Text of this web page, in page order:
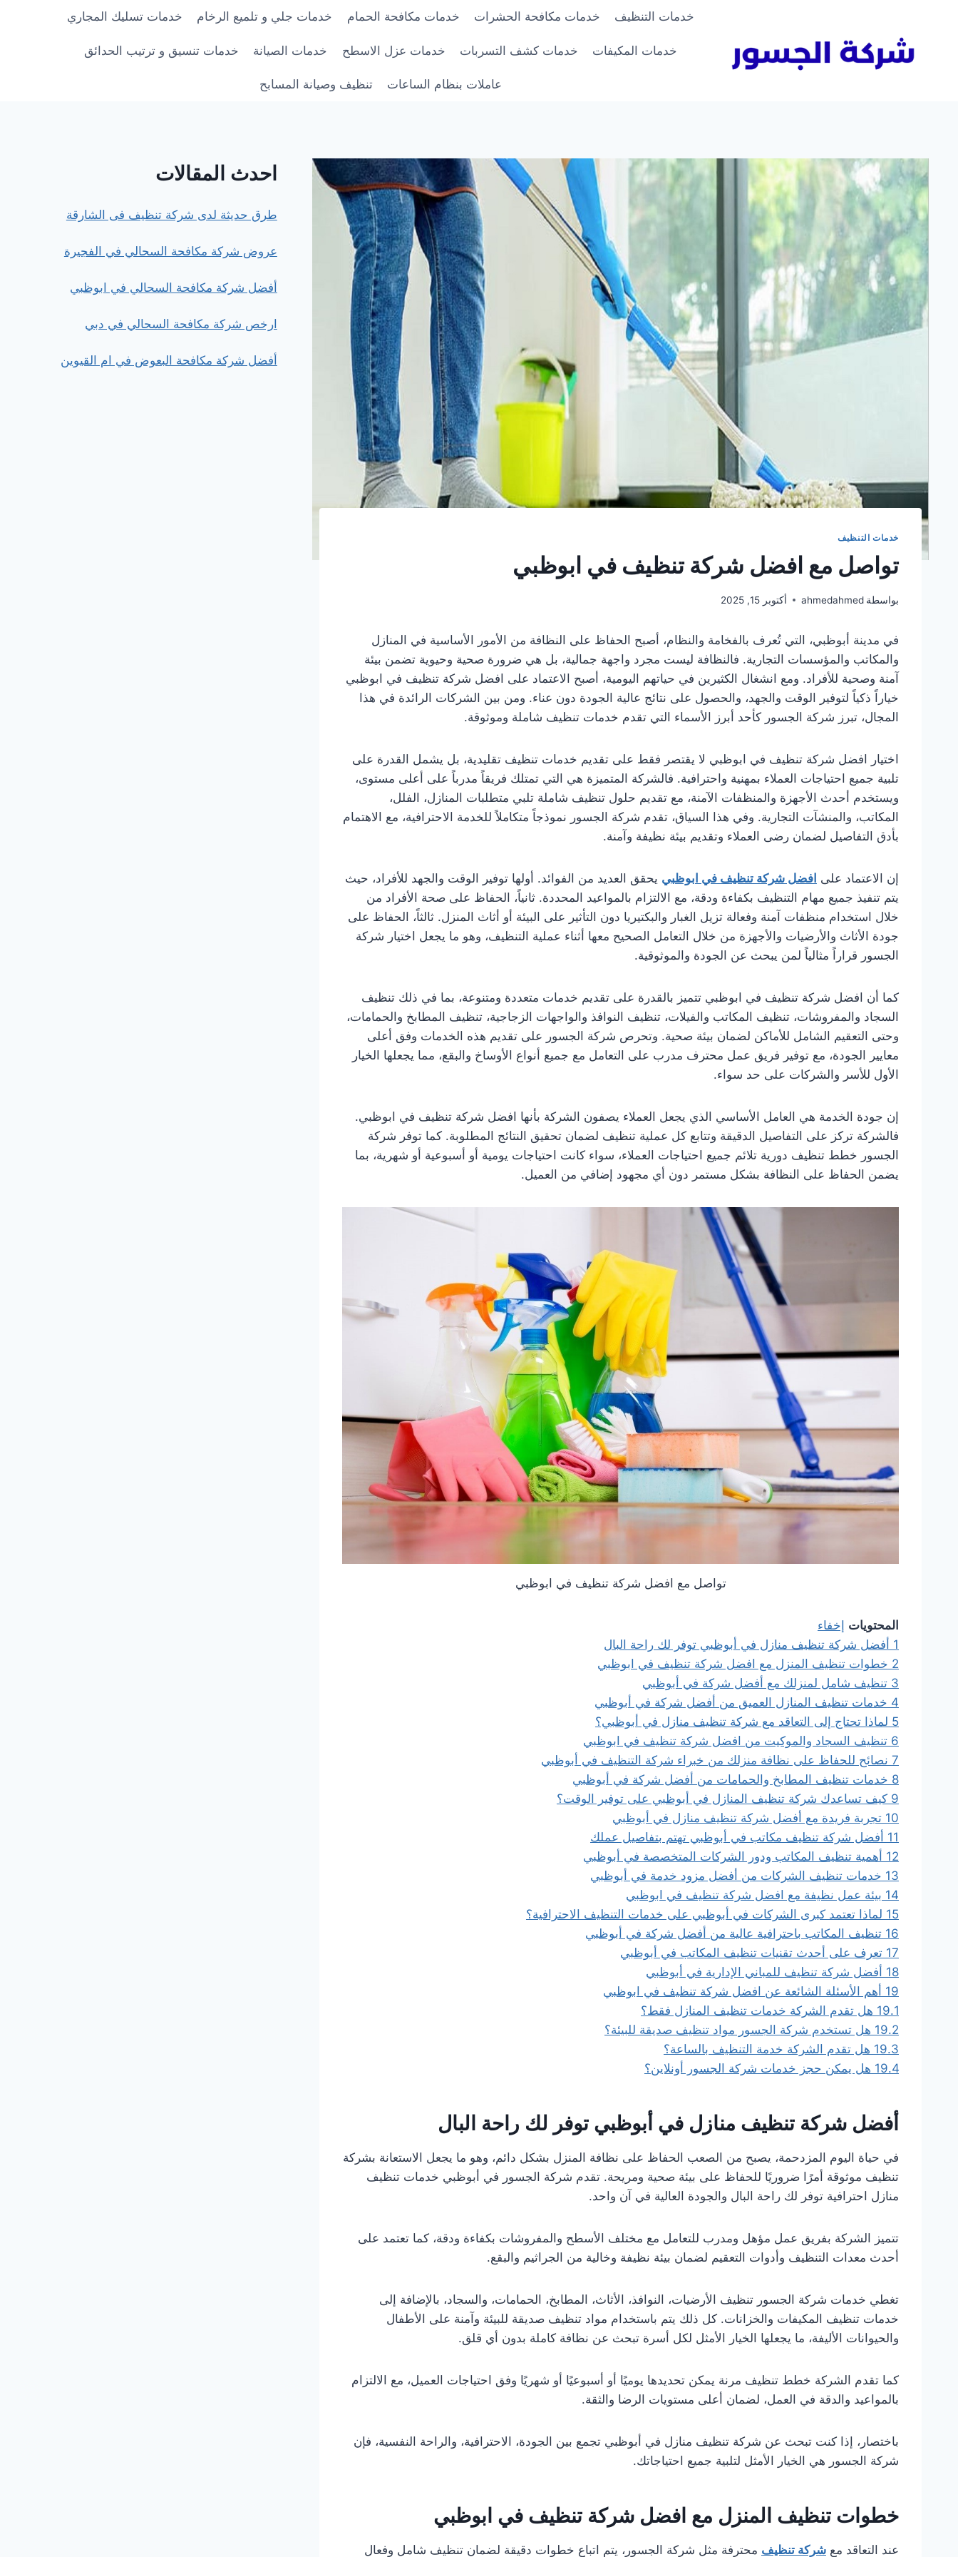
خدمات التنظيف خدمات مكافحة الحشرات خدمات مكافحة الحمام خدمات جلي و تلميع الرخام خدمات تسليك المجاري
خدمات المكيفات خدمات كشف التسربات خدمات عزل الاسطح خدمات الصيانة خدمات تنسيق و ترتيب الحدائق
عاملات بنظام الساعات تنظيف وصيانة المسابح
خدمات التنظيف
تواصل مع افضل شركة تنظيف في ابوظبي
بواسطة ahmedahmed أكتوبر 15, 2025
في مدينة أبوظبي، التي تُعرف بالفخامة والنظام، أصبح الحفاظ على النظافة من الأمور الأساسية في المنازل
والمكاتب والمؤسسات التجارية. فالنظافة ليست مجرد واجهة جمالية، بل هي ضرورة صحية وحيوية تضمن بيئة
آمنة وصحية للأفراد. ومع انشغال الكثيرين في حياتهم اليومية، أصبح الاعتماد على افضل شركة تنظيف في ابوظبي
خياراً ذكياً لتوفير الوقت والجهد، والحصول على نتائج عالية الجودة دون عناء. ومن بين الشركات الرائدة في هذا
المجال، تبرز شركة الجسور كأحد أبرز الأسماء التي تقدم خدمات تنظيف شاملة وموثوقة.
اختيار افضل شركة تنظيف في ابوظبي لا يقتصر فقط على تقديم خدمات تنظيف تقليدية، بل يشمل القدرة على
تلبية جميع احتياجات العملاء بمهنية واحترافية. فالشركة المتميزة هي التي تمتلك فريقاً مدرباً على أعلى مستوى،
ويستخدم أحدث الأجهزة والمنظفات الآمنة، مع تقديم حلول تنظيف شاملة تلبي متطلبات المنازل، الفلل،
المكاتب، والمنشآت التجارية. وفي هذا السياق، تقدم شركة الجسور نموذجاً متكاملاً للخدمة الاحترافية، مع الاهتمام
بأدق التفاصيل لضمان رضى العملاء وتقديم بيئة نظيفة وآمنة.
إن الاعتماد على افضل شركة تنظيف في ابوظبي يحقق العديد من الفوائد. أولها توفير الوقت والجهد للأفراد، حيث
يتم تنفيذ جميع مهام التنظيف بكفاءة ودقة، مع الالتزام بالمواعيد المحددة. ثانياً، الحفاظ على صحة الأفراد من
خلال استخدام منظفات آمنة وفعالة تزيل الغبار والبكتيريا دون التأثير على البيئة أو أثاث المنزل. ثالثاً، الحفاظ على
جودة الأثاث والأرضيات والأجهزة من خلال التعامل الصحيح معها أثناء عملية التنظيف، وهو ما يجعل اختيار شركة
الجسور قراراً مثالياً لمن يبحث عن الجودة والموثوقية.
كما أن افضل شركة تنظيف في ابوظبي تتميز بالقدرة على تقديم خدمات متعددة ومتنوعة، بما في ذلك تنظيف
السجاد والمفروشات، تنظيف المكاتب والفيلات، تنظيف النوافذ والواجهات الزجاجية، تنظيف المطابخ والحمامات،
وحتى التعقيم الشامل للأماكن لضمان بيئة صحية. وتحرص شركة الجسور على تقديم هذه الخدمات وفق أعلى
معايير الجودة، مع توفير فريق عمل محترف مدرب على التعامل مع جميع أنواع الأوساخ والبقع، مما يجعلها الخيار
الأول للأسر والشركات على حد سواء.
إن جودة الخدمة هي العامل الأساسي الذي يجعل العملاء يصفون الشركة بأنها افضل شركة تنظيف في ابوظبي.
فالشركة تركز على التفاصيل الدقيقة وتتابع كل عملية تنظيف لضمان تحقيق النتائج المطلوبة. كما توفر شركة
الجسور خطط تنظيف دورية تلائم جميع احتياجات العملاء، سواء كانت احتياجات يومية أو أسبوعية أو شهرية، بما
يضمن الحفاظ على النظافة بشكل مستمر دون أي مجهود إضافي من العميل.
تواصل مع افضل شركة تنظيف في ابوظبي
المحتويات إخفاء
1 أفضل شركة تنظيف منازل في أبوظبي توفر لك راحة البال
2 خطوات تنظيف المنزل مع افضل شركة تنظيف في ابوظبي
3 تنظيف شامل لمنزلك مع أفضل شركة في أبوظبي
4 خدمات تنظيف المنازل العميق من أفضل شركة في أبوظبي
5 لماذا تحتاج إلى التعاقد مع شركة تنظيف منازل في أبوظبي؟
6 تنظيف السجاد والموكيت من افضل شركة تنظيف في ابوظبي
7 نصائح للحفاظ على نظافة منزلك من خبراء شركة التنظيف في أبوظبي
8 خدمات تنظيف المطابخ والحمامات من أفضل شركة في أبوظبي
9 كيف تساعدك شركة تنظيف المنازل في أبوظبي على توفير الوقت؟
10 تجربة فريدة مع أفضل شركة تنظيف منازل في أبوظبي
11 أفضل شركة تنظيف مكاتب في أبوظبي تهتم بتفاصيل عملك
12 أهمية تنظيف المكاتب ودور الشركات المتخصصة في أبوظبي
13 خدمات تنظيف الشركات من أفضل مزود خدمة في أبوظبي
14 بيئة عمل نظيفة مع افضل شركة تنظيف في ابوظبي
15 لماذا تعتمد كبرى الشركات في أبوظبي على خدمات التنظيف الاحترافية؟
16 تنظيف المكاتب باحترافية عالية من أفضل شركة في أبوظبي
17 تعرف على أحدث تقنيات تنظيف المكاتب في أبوظبي
18 أفضل شركة تنظيف للمباني الإدارية في أبوظبي
19 أهم الأسئلة الشائعة عن افضل شركة تنظيف في ابوظبي
19.1 هل تقدم الشركة خدمات تنظيف المنازل فقط؟
19.2 هل تستخدم شركة الجسور مواد تنظيف صديقة للبيئة؟
19.3 هل تقدم الشركة خدمة التنظيف بالساعة؟
19.4 هل يمكن حجز خدمات شركة الجسور أونلاين؟
أفضل شركة تنظيف منازل في أبوظبي توفر لك راحة البال
في حياة اليوم المزدحمة، يصبح من الصعب الحفاظ على نظافة المنزل بشكل دائم، وهو ما يجعل الاستعانة بشركة
تنظيف موثوقة أمرًا ضروريًا للحفاظ على بيئة صحية ومريحة. تقدم شركة الجسور في أبوظبي خدمات تنظيف
منازل احترافية توفر لك راحة البال والجودة العالية في آن واحد.
تتميز الشركة بفريق عمل مؤهل ومدرب للتعامل مع مختلف الأسطح والمفروشات بكفاءة ودقة، كما تعتمد على
أحدث معدات التنظيف وأدوات التعقيم لضمان بيئة نظيفة وخالية من الجراثيم والبقع.
تغطي خدمات شركة الجسور تنظيف الأرضيات، النوافذ، الأثاث، المطابخ، الحمامات، والسجاد، بالإضافة إلى
خدمات تنظيف المكيفات والخزانات. كل ذلك يتم باستخدام مواد تنظيف صديقة للبيئة وآمنة على الأطفال
والحيوانات الأليفة، ما يجعلها الخيار الأمثل لكل أسرة تبحث عن نظافة كاملة بدون أي قلق.
كما تقدم الشركة خطط تنظيف مرنة يمكن تحديدها يوميًا أو أسبوعيًا أو شهريًا وفق احتياجات العميل، مع الالتزام
بالمواعيد والدقة في العمل، لضمان أعلى مستويات الرضا والثقة.
باختصار، إذا كنت تبحث عن شركة تنظيف منازل في أبوظبي تجمع بين الجودة، الاحترافية، والراحة النفسية، فإن
شركة الجسور هي الخيار الأمثل لتلبية جميع احتياجاتك.
خطوات تنظيف المنزل مع افضل شركة تنظيف في ابوظبي
عند التعاقد معشركة تنظيف محترفة مثل شركة الجسور، يتم اتباع خطوات دقيقة لضمان تنظيف شامل وفعال
احدث المقالات
طرق حديثة لدى شركة تنظيف فى الشارقة
عروض شركة مكافحة السحالي في الفجيرة
أفضل شركة مكافحة السحالي في ابوظبي
ارخص شركة مكافحة السحالي في دبي
أفضل شركة مكافحة البعوض في ام القيوين